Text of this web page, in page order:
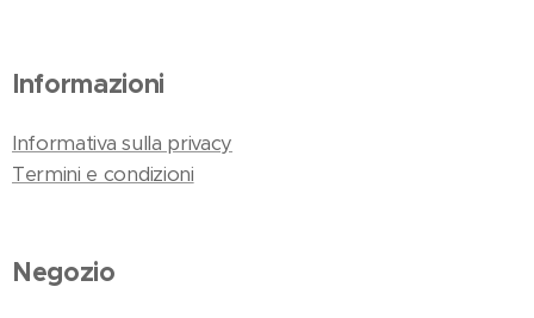
Informazioni
Informativa sulla privacy
Termini e condizioni
Negozio